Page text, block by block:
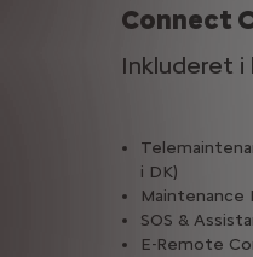
Connect
Inkluderet i
i DK)
Maintenance
SOS &
E-Remote